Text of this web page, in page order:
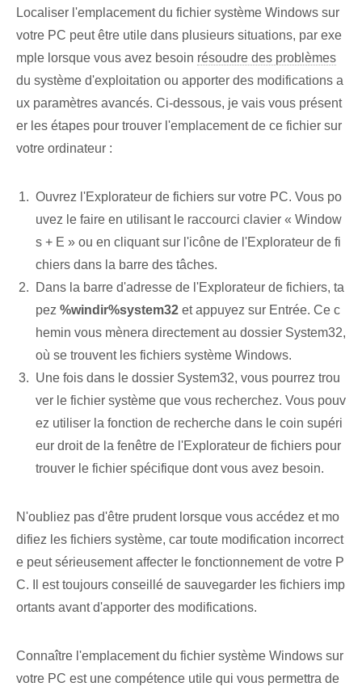
Localiser l'emplacement du fichier système Windows sur
votre PC peut être utile dans plusieurs situations, par exe
mple lorsque vous avez besoin résoudre des problèmes
du système d'exploitation ou apporter des modifications a
ux paramètres avancés. Ci-dessous, je vais vous présent
er les étapes pour trouver l'emplacement de ce fichier sur
votre ordinateur :
Ouvrez l'Explorateur de fichiers sur votre PC. Vous po
uvez le faire en utilisant le raccourci clavier « Window
s + E » ou en cliquant sur l'icône de l'Explorateur de fi
chiers dans la barre des tâches.
Dans la barre d'adresse de l'Explorateur de fichiers, ta
pez %windir%system32 et appuyez sur Entrée. Ce c
hemin vous mènera directement au dossier System32,
où se trouvent les fichiers système Windows.
Une fois dans le dossier System32, vous pourrez trou
ver le fichier système que vous recherchez. Vous pouv
ez utiliser la fonction de recherche dans le coin supéri
eur droit de la fenêtre de l'Explorateur de fichiers pour
trouver le fichier spécifique dont vous avez besoin.
N'oubliez pas d'être prudent lorsque vous accédez et mo
difiez les fichiers système, car toute modification incorrect
e peut sérieusement affecter le fonctionnement de votre P
C. Il est toujours conseillé de sauvegarder les fichiers imp
ortants avant d'apporter des modifications.
Connaître l'emplacement du fichier système Windows sur
votre PC est une compétence utile qui vous permettra de